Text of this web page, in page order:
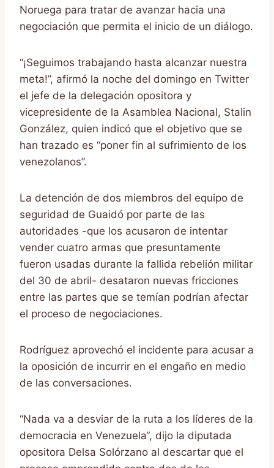
Noruega para tratar de avanzar hacia una
negociación que permita el inicio de un diálogo.
“¡Seguimos trabajando hasta alcanzar nuestra
meta!”, afirmó la noche del domingo en Twitter
el jefe de la delegación opositora y
vicepresidente de la Asamblea Nacional, Stalin
González, quien indicó que el objetivo que se
han trazado es “poner fin al sufrimiento de los
venezolanos”.
La detención de dos miembros del equipo de
seguridad de Guaidó por parte de las
autoridades -que los acusaron de intentar
vender cuatro armas que presuntamente
fueron usadas durante la fallida rebelión militar
del 30 de abril- desataron nuevas fricciones
entre las partes que se temían podrían afectar
el proceso de negociaciones.
Rodríguez aprovechó el incidente para acusar a
la oposición de incurrir en el engaño en medio
de las conversaciones.
“Nada va a desviar de la ruta a los líderes de la
democracia en Venezuela“, dijo la diputada
opositora Delsa Solórzano al descartar que el